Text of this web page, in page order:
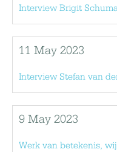
Interview Brigit
11 May 2023
Interview Stefan van
9 May 2023
Werk van betekenis,